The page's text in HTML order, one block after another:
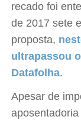
recado foi
de 2017 sete
proposta,
ultrapassou
Datafolha.
Apesar de